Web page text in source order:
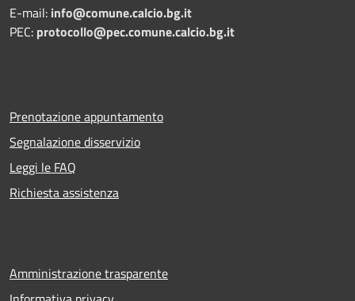
E-mail: info@comune.calcio.bg.it
PEC: protocollo@pec.comune.calcio.bg.it
Prenotazione appuntamento
Segnalazione disservizio
Leggi le FAQ
Richiesta assistenza
Amministrazione trasparente